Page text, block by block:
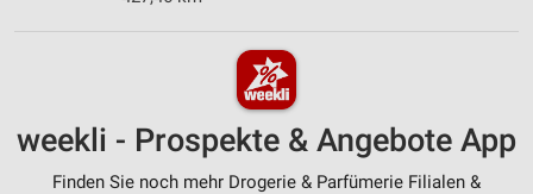
weekli - Prospekte & Angebote App
Finden Sie noch mehr Drogerie & Parfümerie Filialen &